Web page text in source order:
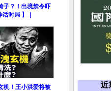
子？！出境禁令吓
时局 】｜
机！王小洪爱将被
近